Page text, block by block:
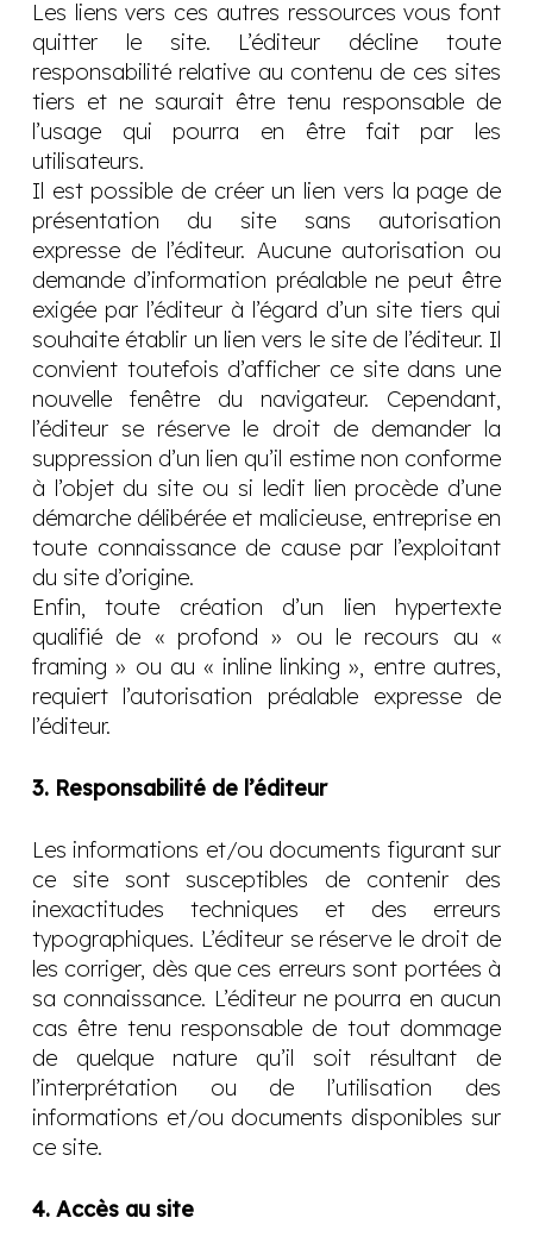
Les liens vers ces autres ressources vous font
quitter le site. L’éditeur décline toute
responsabilité relative au contenu de ces sites
tiers et ne saurait être tenu responsable de
l’usage qui pourra en être fait par les
utilisateurs.
Il est possible de créer un lien vers la page de
présentation du site sans autorisation
expresse de l’éditeur. Aucune autorisation ou
demande d’information préalable ne peut être
exigée par l’éditeur à l’égard d’un site tiers qui
souhaite établir un lien vers le site de l’éditeur. Il
convient toutefois d’afficher ce site dans une
nouvelle fenêtre du navigateur. Cependant,
l’éditeur se réserve le droit de demander la
suppression d’un lien qu’il estime non conforme
à l’objet du site ou si ledit lien procède d’une
démarche délibérée et malicieuse, entreprise en
toute connaissance de cause par l’exploitant
du site d’origine.
Enfin, toute création d’un lien hypertexte
qualifié de « profond » ou le recours au «
framing » ou au « inline linking », entre autres,
requiert l’autorisation préalable expresse de
l’éditeur.
3. Responsabilité de l’éditeur
Les informations et/ou documents figurant sur
ce site sont susceptibles de contenir des
inexactitudes techniques et des erreurs
typographiques. L’éditeur se réserve le droit de
les corriger, dès que ces erreurs sont portées à
sa connaissance. L’éditeur ne pourra en aucun
cas être tenu responsable de tout dommage
de quelque nature qu’il soit résultant de
l’interprétation ou de l’utilisation des
informations et/ou documents disponibles sur
ce site.
4. Accès au site